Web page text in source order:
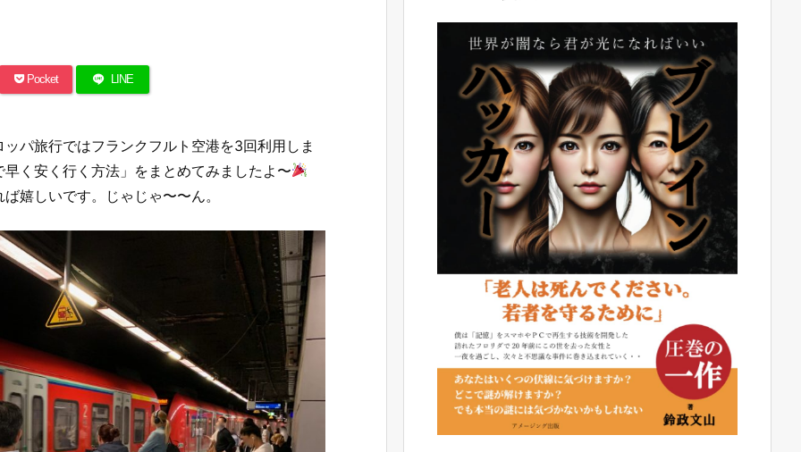
Pocket LINE
パ旅行ではフランクフルト空港を3回利用しま
く安く行く方法」をまとめてみましたよ〜
嬉しいです。じゃじゃ〜〜ん。